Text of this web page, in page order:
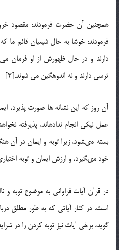
همچنین آن حضرت فرمودند: مقصود
فرمودند: خوشا به حال شیعیان قائم ما
دارند و در حال ظهورش از او فرمان می
ترسى دارند و نه اندوهگین می شوند.[3]
آن روز كه این نشانه ها صورت پذیرد،
عمل نیكى انجام نداده‏اند، پذیرفته
بسته مى‏شود، زیرا توبه و ایمان در آن
خود مى‏گیرد، و ارزش ایمان و توبه
در قرآن آیات فراوانی به موضوع توبه و
است. در کنار آیاتی که به طور مطلق
گوید، برخی آیات نیز توبه کردن را در